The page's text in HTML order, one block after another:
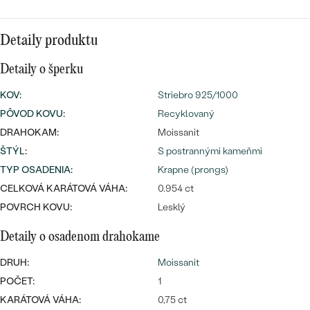
Wave kolekcia
PODĽA TVARU DRAHOKAMU
náušnice
Personalizované
prívesky
Najpredávanejšie
prstene
PREZRIEŤ
Detaily produktu
Detaily o šperku
KOV:
Striebro 925/1000
PÔVOD KOVU:
Recyklovaný
DRAHOKAM:
Moissanit
ŠTÝL:
S postrannými kameňmi
TYP OSADENIA:
Krapne (prongs)
CELKOVÁ KARÁTOVÁ VÁHA:
0.954 ct
POVRCH KOVU:
Lesklý
Detaily o osadenom drahokame
DRUH:
Moissanit
POČET:
1
KARÁTOVÁ VÁHA:
0,75 ct